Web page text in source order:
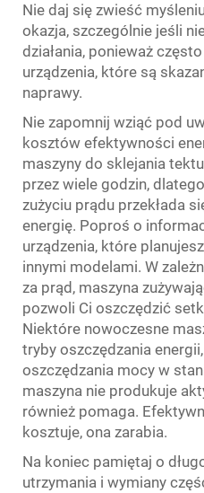
Nie daj się zwieść
okazja, szczególnie jeśli
działania, ponieważ
urządzenia, które są
naprawy.
Nie zapomnij wziąć pod
kosztów efektywności
maszyny do sklejania
przez wiele godzin,
zużyciu prądu przekłada
energię. Poproś o
urządzenia, które
innymi modelami. W
za prąd, maszyna
pozwoli Ci oszczędzić
Niektóre nowoczesne
tryby oszczędzania
oszczędzania mocy w
maszyna nie produkuje
również pomaga.
kosztuje, ona zarabia.
Na koniec pamiętaj o
utrzymania i wymiany